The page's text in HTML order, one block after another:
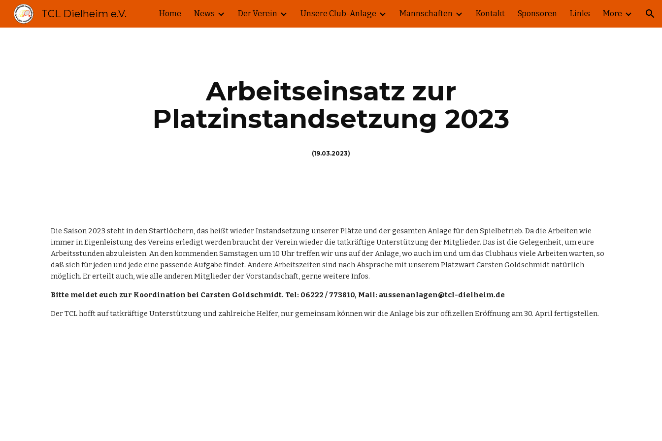
Skip to main content Skip to navigation
TCL Dielheim e.V. Home News Der Verein Unsere Club-Anlage Mannschaften Kontakt Sponsoren Links More
Arbeitseinsatz zur
Platzinstandsetzung 2023
(19.03.2023)
Die Saison 2023 steht in den Startlöchern, das heißt wieder Instandsetzung unserer Plätze und der gesamten Anlage für den Spielbetrieb. Da die Arbeiten wie
immer in Eigenleistung des Vereins erledigt werden braucht der Verein wieder die tatkräftige Unterstützung der Mitglieder. Das ist die Gelegenheit, um eure
Arbeitsstunden abzuleisten. An den kommenden Samstagen um 10 Uhr treffen wir uns auf der Anlage, wo auch im und um das Clubhaus viele Arbeiten warten, so
daß sich für jeden und jede eine passende Aufgabe findet. Andere Arbeitszeiten sind nach Absprache mit unserem Platzwart Carsten Goldschmidt natürlich
möglich. Er erteilt auch, wie alle anderen Mitglieder der Vorstandschaft, gerne weitere Infos.
Bitte meldet euch zur Koordination bei Carsten Goldschmidt. Tel: 06222 / 773810, Mail: aussenanlagen@tcl-dielheim.de
Der TCL hofft auf tatkräftige Unterstützung und zahlreiche Helfer, nur gemeinsam können wir die Anlage bis zur offizellen Eröffnung am 30. April fertigstellen.